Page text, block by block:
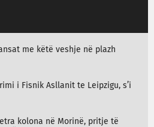
me këtë veshje në plazh
i Fisnik Asllanit te Leipzigu, s’i
kolona në Morinë, pritje të